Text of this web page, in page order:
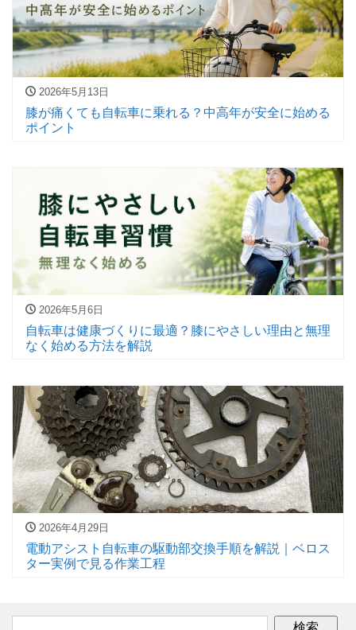
2026年5月13日
膝が痛くても自転車に乗れる？中高年が安全に始める
ポイント
2026年5月6日
自転車は健康づくりに最適？膝にやさしい理由と無理
なく始める方法を解説
2026年4月29日
電動アシスト自転車の駆動部交換手順を解説｜ベロス
ター実例で見る作業工程